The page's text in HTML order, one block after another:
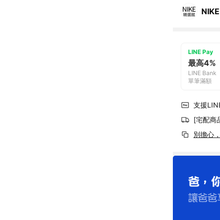
NIKE
LINE Pay
最高4%
LINE Bank
單筆滿額
支援
[宅配商
別擔心